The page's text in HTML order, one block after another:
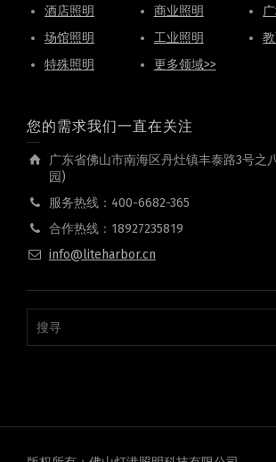
酒店照明
商业照明
场馆照明
工业照明
特殊照明
更多领域>>
您的需求我们一直在关注
广东省佛山市南海区丹灶镇丰泰路3号之
园)
服务热线：400-6682-365
合作热线：18927235819
info@liteharbor.cn